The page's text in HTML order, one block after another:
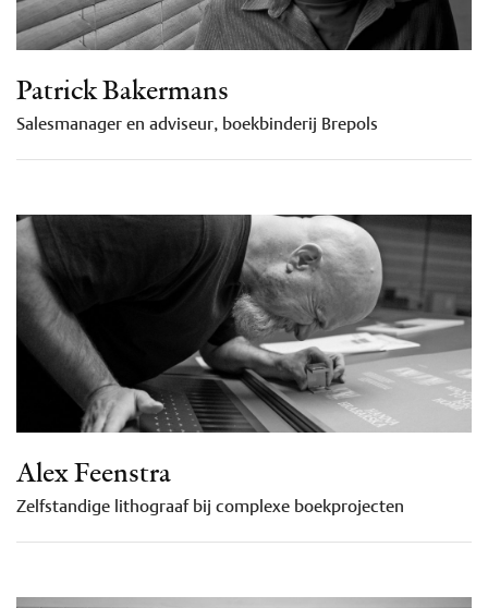
Patrick Bakermans
Salesmanager en adviseur, boekbinderij Brepols
Alex Feenstra
Zelfstandige lithograaf bij complexe boekprojecten